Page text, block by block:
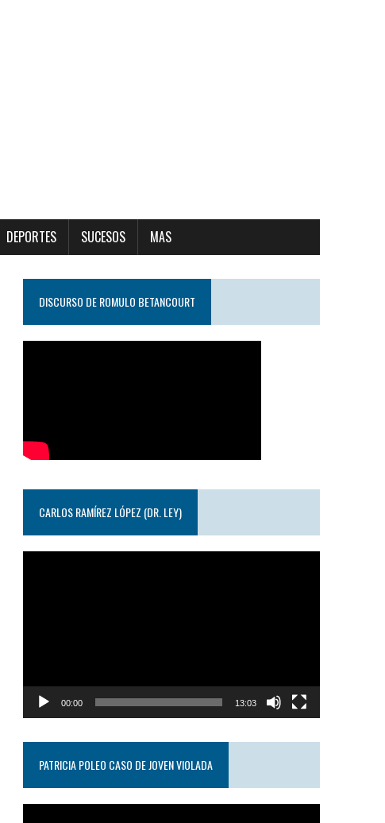
DEPORTES SUCESOS MAS
DISCURSO DE ROMULO BETANCOURT
CARLOS RAMÍREZ LÓPEZ (DR. LEY)
00:00 13:03
PATRICIA POLEO CASO DE JOVEN VIOLADA